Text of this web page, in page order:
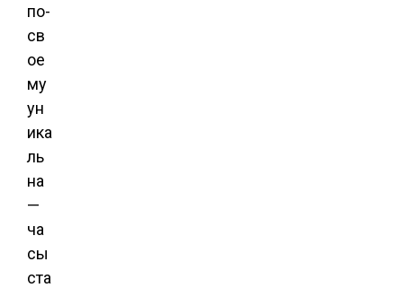
по-
св
ое
му
ун
ика
ль
на
—
ча
сы
ста